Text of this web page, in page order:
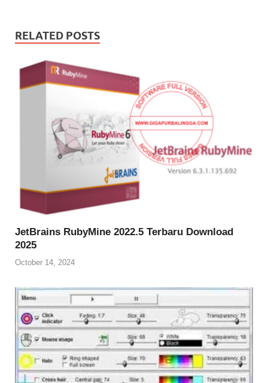
RELATED POSTS
JetBrains RubyMine 2022.5 Terbaru Download
2025
October 14, 2024